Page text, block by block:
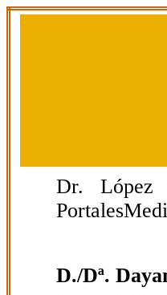
Dr. López
D./Dª.